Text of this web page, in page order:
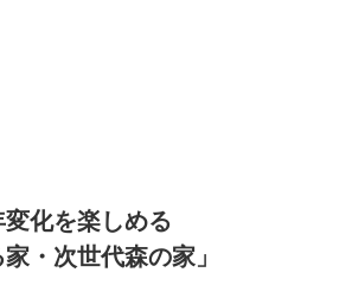
化を楽しめる
・次世代森の家」